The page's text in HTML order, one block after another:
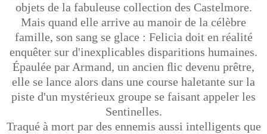
objets de la fabuleuse collection des Castelmore.
Mais quand elle arrive au manoir de la célèbre
famille, son sang se glace : Felicia doit en réalité
enquêter sur d'inexplicables disparitions humaines.
Épaulée par Armand, un ancien ﬂic devenu prêtre,
elle se lance alors dans une course haletante sur la
piste d'un mystérieux groupe se faisant appeler les
Sentinelles.
Traqué à mort par des ennemis aussi intelligents que